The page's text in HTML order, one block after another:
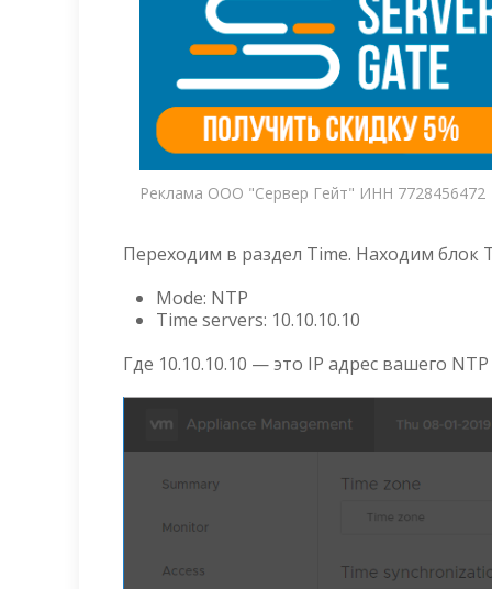
Реклама ООО "Сервер Гейт" ИНН 7728456472
Переходим в раздел Time. Находим блок
Mode: NTP
Time servers: 10.10.10.10
Где 10.10.10.10 — это IP адрес вашего